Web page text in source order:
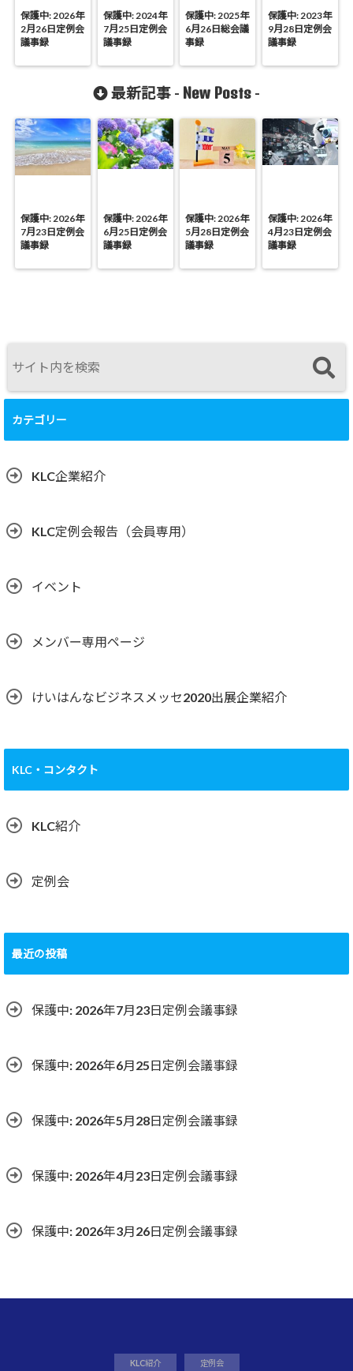
保護中: 2026年
2月26日定例会
議事録
保護中: 2024年
7月25日定例会
議事録
保護中: 2025年
6月26日総会議
事録
保護中: 2023年
9月28日定例会
議事録
最新記事 - New Posts -
保護中: 2026年
7月23日定例会
議事録
保護中: 2026年
6月25日定例会
議事録
保護中: 2026年
5月28日定例会
議事録
保護中: 2026年
4月23日定例会
議事録
カテゴリー
KLC企業紹介
KLC定例会報告（会員専用）
イベント
メンバー専用ページ
けいはんなビジネスメッセ2020出展企業紹介
KLC・コンタクト
KLC紹介
定例会
最近の投稿
保護中: 2026年7月23日定例会議事録
保護中: 2026年6月25日定例会議事録
保護中: 2026年5月28日定例会議事録
保護中: 2026年4月23日定例会議事録
保護中: 2026年3月26日定例会議事録
KLC紹介 定例会